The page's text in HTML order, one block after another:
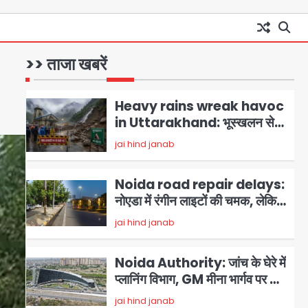
>> ताजा खबरें
1
Noida Airport Elevated
Expressway: 50 किमी लंबे
4000 करोड़ रुपये की लागत से बनेगा
6-लेन एक्सप्रेसवे
2
Heavy rains wreak havoc
in Uttarakhand: भूस्खलन से
यमुनोत्री, केदारनाथ और सिमली-
ग्वालदम हाईवे बंद, चमोली-उत्तरकाशी
में श्रद्धालु फंसे, नदियां खतरे के निशान
के पार
3
Noida road repair delays:
नोएडा में रंगीन लाइटों की चमक, लेकिन
सड़कें अभी भी उखड़ी: प्राधिकरण के
सौंदर्यीकरण बनाम आम आदमी की
परेशानी
4
Noida Authority: जांच के घेरे में
प्लानिंग विभाग, GM मीना भार्गव पर उठ
रहे सवाल, कार्रवाई में देरी पर भी चर्चा
तेज